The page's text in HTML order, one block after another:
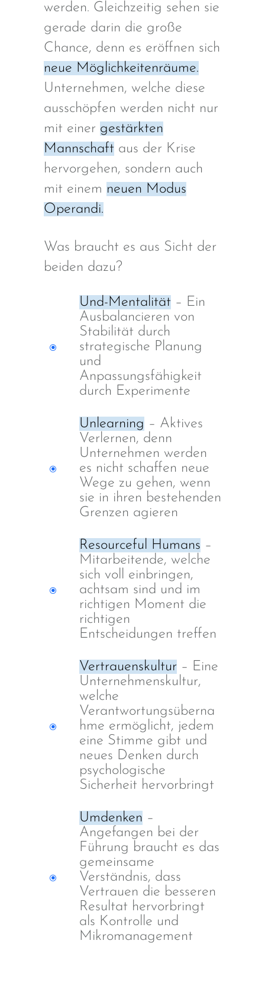
werden. Gleichzeitig sehen sie
gerade darin die große
Chance, denn es eröffnen sich
neue Möglichkeitenräume.
Unternehmen, welche diese
ausschöpfen werden nicht nur
mit einer gestärkten
Mannschaft aus der Krise
hervorgehen, sondern auch
mit einem neuen Modus
Operandi.
Was braucht es aus Sicht der
beiden dazu?
Und-Mentalität – Ein
Ausbalancieren von
Stabilität durch
strategische Planung
und
Anpassungsfähigkeit
durch Experimente
Unlearning – Aktives
Verlernen, denn
Unternehmen werden
es nicht schaffen neue
Wege zu gehen, wenn
sie in ihren bestehenden
Grenzen agieren
Resourceful Humans –
Mitarbeitende, welche
sich voll einbringen,
achtsam sind und im
richtigen Moment die
richtigen
Entscheidungen treffen
Vertrauenskultur – Eine
Unternehmenskultur,
welche
Verantwortungsüberna
hme ermöglicht, jedem
eine Stimme gibt und
neues Denken durch
psychologische
Sicherheit hervorbringt
Umdenken –
Angefangen bei der
Führung braucht es das
gemeinsame
Verständnis, dass
Vertrauen die besseren
Resultat hervorbringt
als Kontrolle und
Mikromanagement